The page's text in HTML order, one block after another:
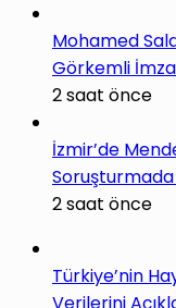
Mohamed
Görkemli
2 saat önce
İzmir’de
Soruşturmada
2 saat önce
Türkiye’nin
Verilerini